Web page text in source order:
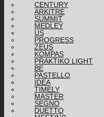
CENTURY
ARKITRE
SUMMIT
MEDLEY
US
PROGRESS
ZEUS
KOMPAS
PRAKTIKO LIGHT
BE
PASTELLO
IDEA
TIMELY
MASTER
SEGNO
DUETTO